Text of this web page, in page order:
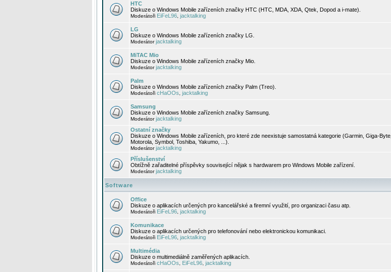
HTC
Diskuze o Windows Mobile zařízeních značky HTC (HTC, MDA, XDA, Qtek, Dopod a i-mate).
Moderátoři EiFeL96 jacktalking
LG
Diskuze o Windows Mobile zařízeních značky LG.
Moderátorjacktalking
MiTAC Mio
Diskuze o Windows Mobile zařízeních značky Mio.
Moderátorjacktalking
Palm
Diskuze o Windows Mobile zařízeních značky Palm (Treo).
Moderátoři cHaOOs jacktalking
Samsung
Diskuze o Windows Mobile zařízeních značky Samsung.
Moderátorjacktalking
Ostatní značky
Diskuze o Windows Mobile zařízeních, pro které zde neexistuje samostatná kategorie (Garmin, Giga-Byte,
Motorola, Symbol, Toshiba, Yakumo, ...).
Moderátorjacktalking
Příslušenství
Obtížně zařaditelné příspěvky související nějak s hardwarem pro Windows Mobile zařízení.
Moderátorjacktalking
Software
Office
Diskuze o aplikacích určených pro kancelářské a firemní využití, pro organizaci času atp.
Moderátoři EiFeL96 jacktalking
Komunikace
Diskuze o aplikacích určených pro telefonování nebo elektronickou komunikaci.
Moderátoři EiFeL96 jacktalking
Multimédia
Diskuze o multimediálně zaměřených aplikacích.
Moderátoři cHaOOs EiFeL96 jacktalking